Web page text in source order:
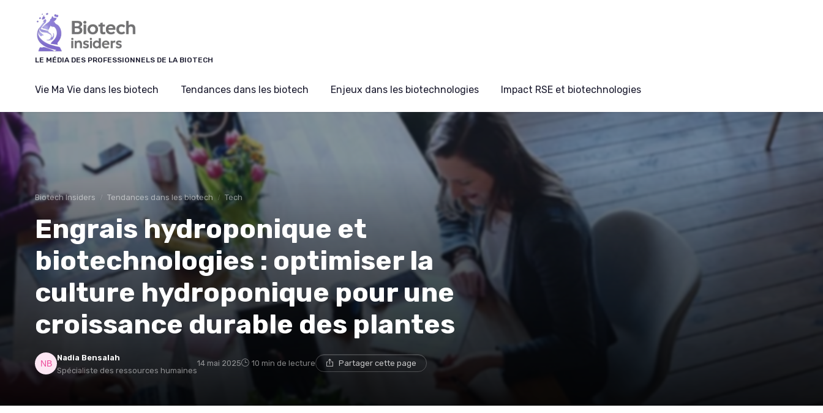
LE MÉDIA DES PROFESSIONNELS DE LA BIOTECH
Vie Ma Vie dans les biotech Tendances dans les biotech Enjeux dans les biotechnologies Impact RSE et biotechnologies
Biotech Insiders Tendances dans les biotech Tech
Engrais hydroponique et
biotechnologies : optimiser la
culture hydroponique pour une
croissance durable des plantes
Nadia Bensalah
Spécialiste des ressources humaines
14 mai 2025 10 min de lecture Partager cette page